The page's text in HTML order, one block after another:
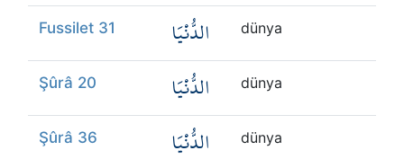
Fussilet 31 الدُّنْيَا dünya
Şûrâ 20 الدُّنْيَا dünya
Şûrâ 36 الدُّنْيَا dünya